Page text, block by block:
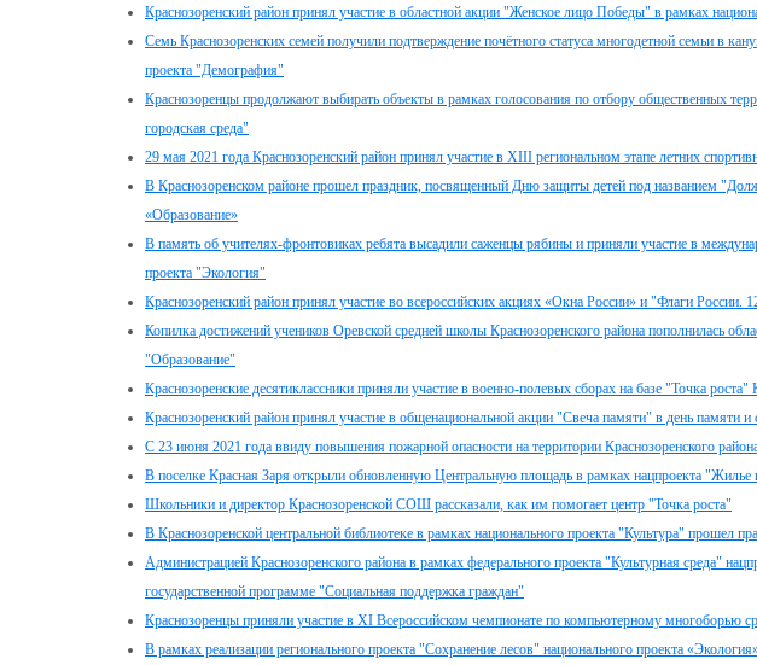
Краснозоренский район принял участие в областной акции "Женское лицо Победы" в рамках
Семь Краснозоренских семей получили подтверждение почётного статуса многодетной семьи в
проекта "Демография"
Краснозоренцы продолжают выбирать объекты в рамках голосования по отбору общественных
городская среда"
29 мая 2021 года Краснозоренский район принял участие в XIII региональном этапе летних
В Краснозоренском районе прошел праздник, посвященный Дню защиты детей под названием
«Образование»
В память об учителях-фронтовиках ребята высадили саженцы рябины и приняли участие в
проекта "Экология"
Краснозоренский район принял участие во всероссийских акциях «Окна России» и "Флаги России.
Копилка достижений учеников Оревской средней школы Краснозоренского района пополнилась
"Образование"
Краснозоренские десятиклассники приняли участие в военно-полевых сборах на базе "Точка
Краснозоренский район принял участие в общенациональной акции "Свеча памяти" в день памяти
С 23 июня 2021 года ввиду повышения пожарной опасности на территории Краснозоренского
В поселке Красная Заря открыли обновленную Центральную площадь в рамках нацпроекта "Жилье
Школьники и директор Краснозоренской СОШ рассказали, как им помогает центр "Точка роста"
В Краснозоренской центральной библиотеке в рамках национального проекта "Культура" прошел
Администрацией Краснозоренского района в рамках федерального проекта "Культурная среда"
государственной программе "Социальная поддержка граждан"
Краснозоренцы приняли участие в XI Всероссийском чемпионате по компьютерному многоборью
В рамках реализации регионального проекта "Сохранение лесов" национального проекта